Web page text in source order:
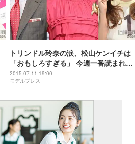
トリンドル玲奈の涙、松山ケンイチは
「おもしろすぎる」 今週一番読まれた
ニュースは？【総合TOP10】＜7/4～
7/10＞
2015.07.11 19:00
モデルプレス